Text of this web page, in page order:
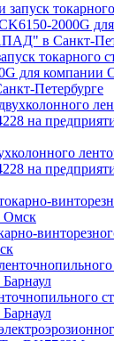
токарного
для
Петербурге
на